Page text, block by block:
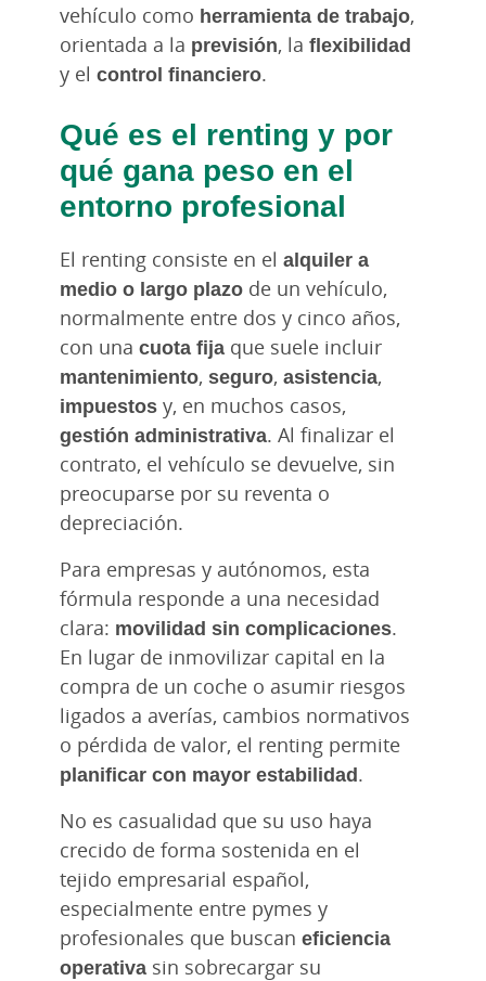
vehículo como herramienta de trabajo,
orientada a la previsión, la flexibilidad
y el control financiero.
Qué es el renting y por
qué gana peso en el
entorno profesional
El renting consiste en el alquiler a
medio o largo plazo de un vehículo,
normalmente entre dos y cinco años,
con una cuota fija que suele incluir
mantenimiento, seguro, asistencia,
impuestos y, en muchos casos,
gestión administrativa. Al finalizar el
contrato, el vehículo se devuelve, sin
preocuparse por su reventa o
depreciación.
Para empresas y autónomos, esta
fórmula responde a una necesidad
clara: movilidad sin complicaciones.
En lugar de inmovilizar capital en la
compra de un coche o asumir riesgos
ligados a averías, cambios normativos
o pérdida de valor, el renting permite
planificar con mayor estabilidad.
No es casualidad que su uso haya
crecido de forma sostenida en el
tejido empresarial español,
especialmente entre pymes y
profesionales que buscan eficiencia
operativa sin sobrecargar su